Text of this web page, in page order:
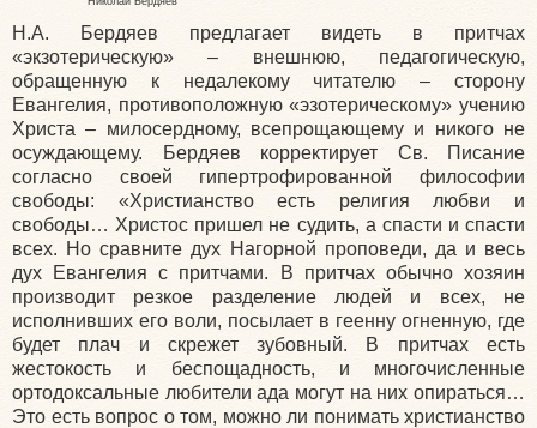
Н.А. Бердяев предлагает видеть в притчах
«экзотерическую» – внешнюю, педагогическую,
обращенную к недалекому читателю – сторону
Евангелия, противоположную «эзотерическому» учению
Христа – милосердному, всепрощающему и никого не
осуждающему. Бердяев корректирует Св. Писание
согласно своей гипертрофированной философии
свободы: «Христианство есть религия любви и
свободы… Христос пришел не судить, а спасти и спасти
всех. Но сравните дух Нагорной проповеди, да и весь
дух Евангелия с притчами. В притчах обычно хозяин
производит резкое разделение людей и всех, не
исполнивших его воли, посылает в геенну огненную, где
будет плач и скрежет зубовный. В притчах есть
жестокость и беспощадность, и многочисленные
ортодоксальные любители ада могут на них опираться…
Это есть вопрос о том, можно ли понимать христианство